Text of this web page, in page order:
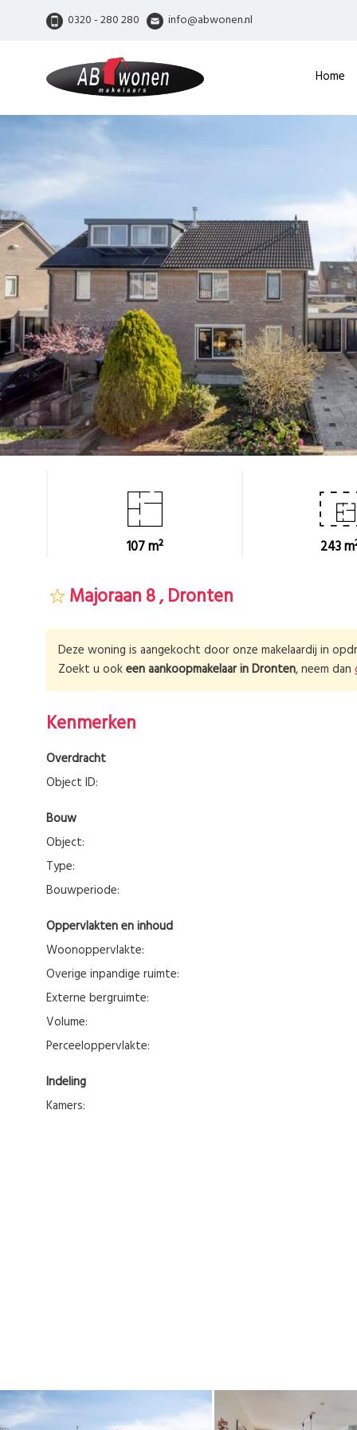
0320 - 280 280 info@abwonen.nl
Home
107 m² 243
Majoraan 8 , Dronten
Deze woning is aangekocht door onze makelaardij in
Zoekt u ookeen aankoopmakelaar inDronten, neem dan
Kenmerken
Overdracht
Object ID:
Bouw
Object:
Type:
Bouwperiode:
Oppervlakten en inhoud
Woonoppervlakte:
Overige inpandige ruimte:
Externe bergruimte:
Volume:
Perceeloppervlakte:
Indeling
Kamers: